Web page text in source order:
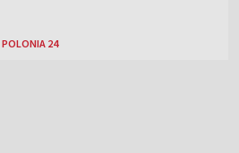
POLONIA 24